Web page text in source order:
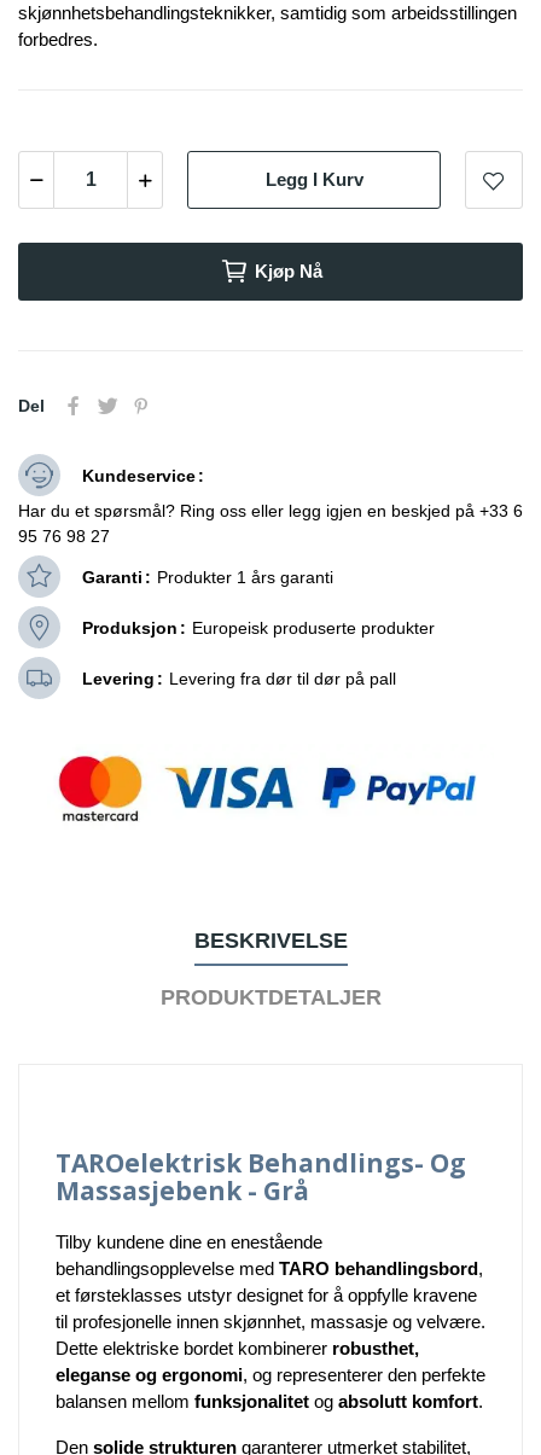
skjønnhetsbehandlingsteknikker, samtidig som arbeidsstillingen
forbedres.
Legg I Kurv
Kjøp Nå
Del
Kundeservice
Har du et spørsmål? Ring oss eller legg igjen en beskjed på +33 6
95 76 98 27
Garanti Produkter 1 års garanti
Produksjon Europeisk produserte produkter
Levering Levering fra dør til dør på pall
BESKRIVELSE
PRODUKTDETALJER
TAROElektrisk Behandlings- Og
Massasjebenk - Grå
Tilby kundene dine en enestående
behandlingsopplevelse med TARO behandlingsbord,
et førsteklasses utstyr designet for å oppfylle kravene
til profesjonelle innen skjønnhet, massasje og velvære.
Dette elektriske bordet kombinerer robusthet,
eleganse og ergonomi, og representerer den perfekte
balansen mellom funksjonalitet og absolutt komfort.
Den solide strukturen garanterer utmerket stabilitet,